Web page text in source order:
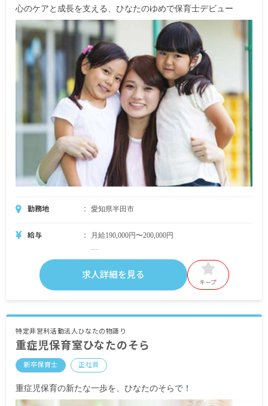
心のケアと成長を支える、ひなたのゆめで保育士デビュー
勤務地 愛知県半田市
給与 月給190,000円〜200,000円
・月給内訳
175,000円〜185,000円
職能手当 5,000円
交通費実費支給（上限あり） 月額23,000円
賃貸に住んでいる場合は住宅手当10,000円支給
昇給あり
求人詳細を見る
キープ
特定非営利活動法人ひなたの物語り
重症児保育室ひなたのそら
新卒保育士 正社員
重症児保育の新たな一歩を、ひなたのそらで！